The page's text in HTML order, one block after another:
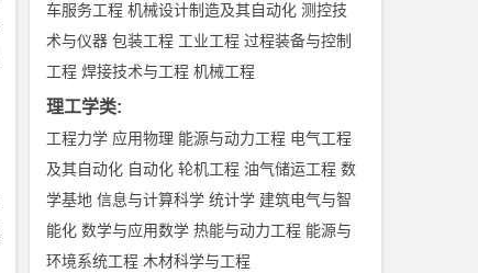
车服务工程 机械设计制造及其自动化 测控技
术与仪器 包装工程 工业工程 过程装备与控制
工程 焊接技术与工程 机械工程
理工学类:
工程力学 应用物理 能源与动力工程 电气工程
及其自动化 自动化 轮机工程 油气储运工程 数
学基地 信息与计算科学 统计学 建筑电气与智
能化 数学与应用数学 热能与动力工程 能源与
环境系统工程 木材科学与工程